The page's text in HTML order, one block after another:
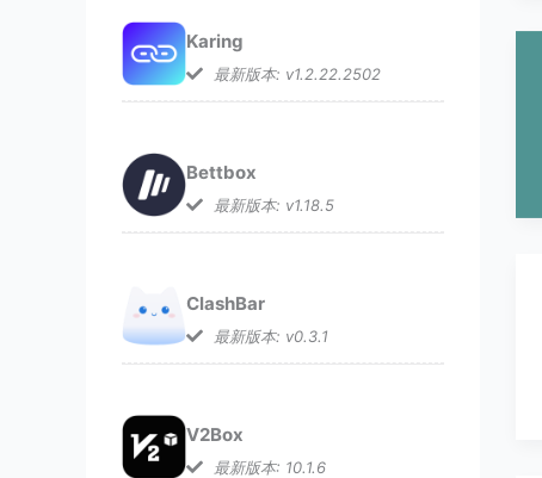
Karing
最新版本: v1.2.22.2502
Bettbox
最新版本: v1.18.5
ClashBar
最新版本: v0.3.1
V2Box
最新版本: 10.1.6